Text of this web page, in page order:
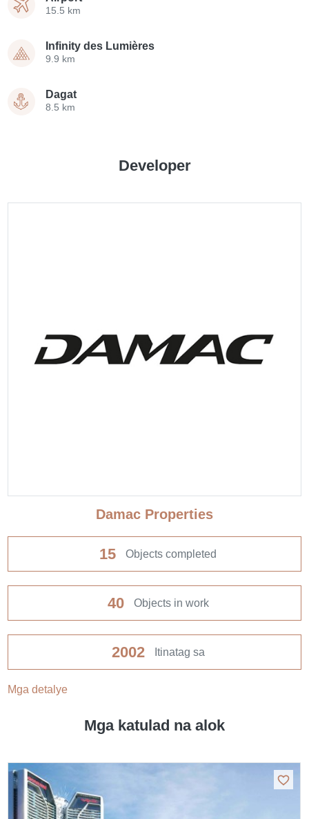
15.5 km
Infinity des Lumières
9.9 km
Dagat
8.5 km
Developer
Damac Properties
15 Objects completed
40 Objects in work
2002 Itinatag sa
Mga detalye
Mga katulad na alok